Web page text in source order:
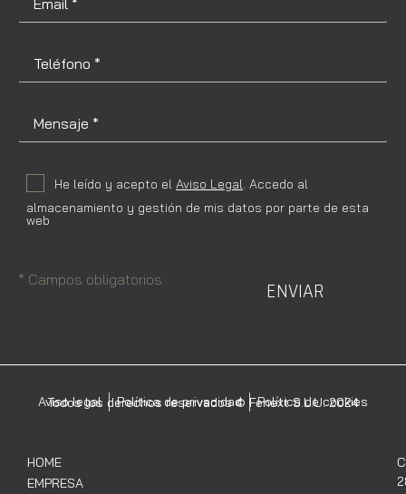
He leído y acepto el Aviso Legal. Accedo al
almacenamiento y gestión de mis datos por parte de esta
web
* Campos obligatorios ENVIAR
Aviso legal Política de privacidad Política de cookies
Todos los derechos reservados © Fenext S.L.U. 2024
HOME
EMPRESA